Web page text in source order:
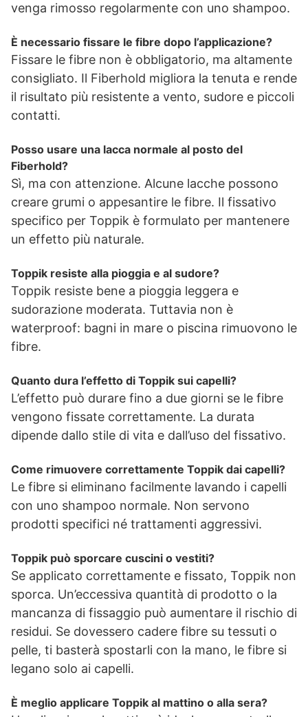
venga rimosso regolarmente con uno shampoo.
È necessario fissare le fibre dopo l’applicazione?
Fissare le fibre non è obbligatorio, ma altamente
consigliato. Il Fiberhold migliora la tenuta e rende
il risultato più resistente a vento, sudore e piccoli
contatti.
Posso usare una lacca normale al posto del
Fiberhold?
Sì, ma con attenzione. Alcune lacche possono
creare grumi o appesantire le fibre. Il fissativo
specifico per Toppik è formulato per mantenere
un effetto più naturale.
Toppik resiste alla pioggia e al sudore?
Toppik resiste bene a pioggia leggera e
sudorazione moderata. Tuttavia non è
waterproof: bagni in mare o piscina rimuovono le
fibre.
Quanto dura l’effetto di Toppik sui capelli?
L’effetto può durare fino a due giorni se le fibre
vengono fissate correttamente. La durata
dipende dallo stile di vita e dall’uso del fissativo.
Come rimuovere correttamente Toppik dai capelli?
Le fibre si eliminano facilmente lavando i capelli
con uno shampoo normale. Non servono
prodotti specifici né trattamenti aggressivi.
Toppik può sporcare cuscini o vestiti?
Se applicato correttamente e fissato, Toppik non
sporca. Un’eccessiva quantità di prodotto o la
mancanza di fissaggio può aumentare il rischio di
residui. Se dovessero cadere fibre su tessuti o
pelle, ti basterà spostarli con la mano, le fibre si
legano solo ai capelli.
È meglio applicare Toppik al mattino o alla sera?